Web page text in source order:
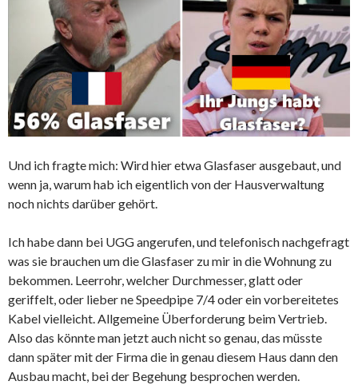
Und ich fragte mich: Wird hier etwa Glasfaser ausgebaut, und
wenn ja, warum hab ich eigentlich von der Hausverwaltung
noch nichts darüber gehört.
Ich habe dann bei UGG angerufen, und telefonisch nachgefragt
was sie brauchen um die Glasfaser zu mir in die Wohnung zu
bekommen. Leerrohr, welcher Durchmesser, glatt oder
geriffelt, oder lieber ne Speedpipe 7/4 oder ein vorbereitetes
Kabel vielleicht. Allgemeine Überforderung beim Vertrieb.
Also das könnte man jetzt auch nicht so genau, das müsste
dann später mit der Firma die in genau diesem Haus dann den
Ausbau macht, bei der Begehung besprochen werden.